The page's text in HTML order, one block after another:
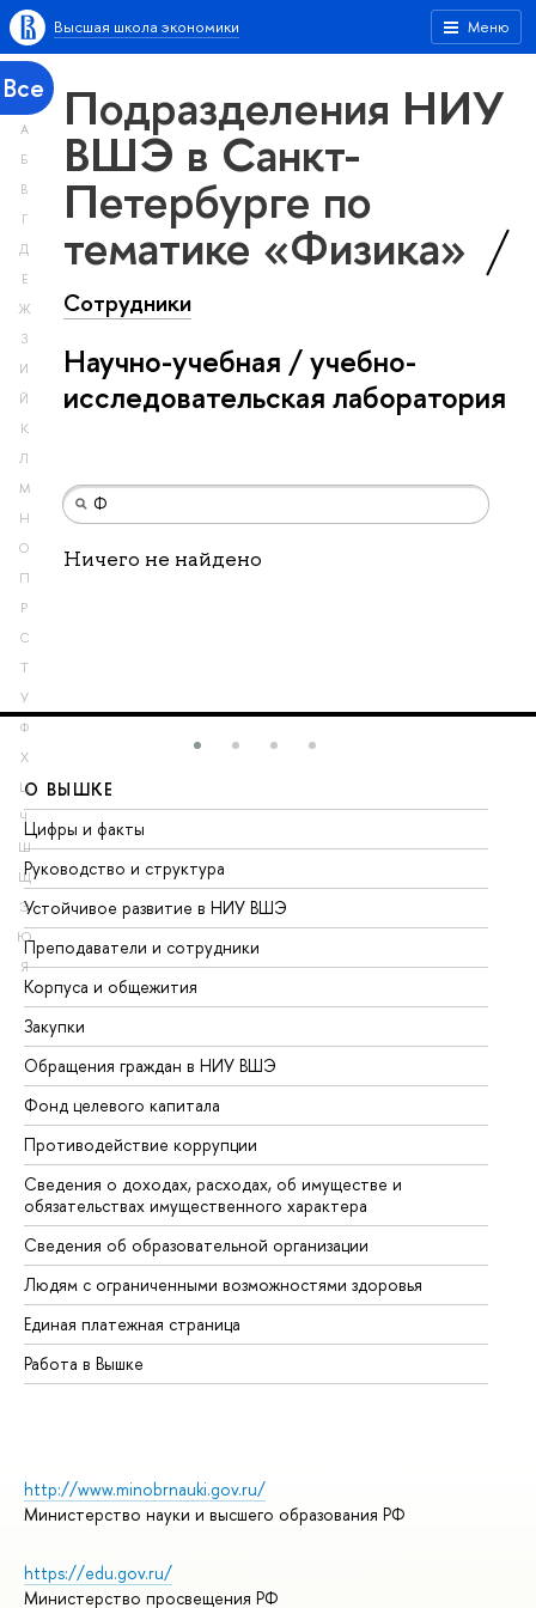
Меню
Высшая школа экономики
Все
А
Б
В
Г
Д
Е
Ж
З
И
Й
К
Л
М
Н
О
П
Р
С
Т
У
Ф
Х
Ц
Ч
Ш
Щ
Э
Ю
Я
Подразделения НИУ
ВШЭ в Санкт-
Петербурге по
тематике «Физика»
Сотрудники
Научно-учебная / учебно-
исследовательская лаборатория
Ничего не найдено
О ВЫШКЕ
Цифры и факты
Руководство и структура
Устойчивое развитие в НИУ ВШЭ
Преподаватели и сотрудники
Корпуса и общежития
Закупки
Обращения граждан в НИУ ВШЭ
Фонд целевого капитала
Противодействие коррупции
Сведения о доходах, расходах, об имуществе и
обязательствах имущественного характера
Сведения об образовательной организации
Людям с ограниченными возможностями здоровья
Единая платежная страница
Работа в Вышке
http://www.minobrnauki.gov.ru/
Министерство науки и высшего образования РФ
https://edu.gov.ru/
Министерство просвещения РФ